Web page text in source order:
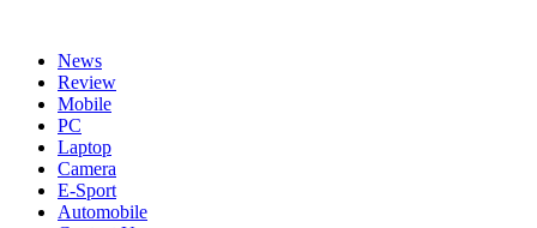
contentNews
Review
Mobile
PC
Laptop
Camera
E-Sport
Automobile